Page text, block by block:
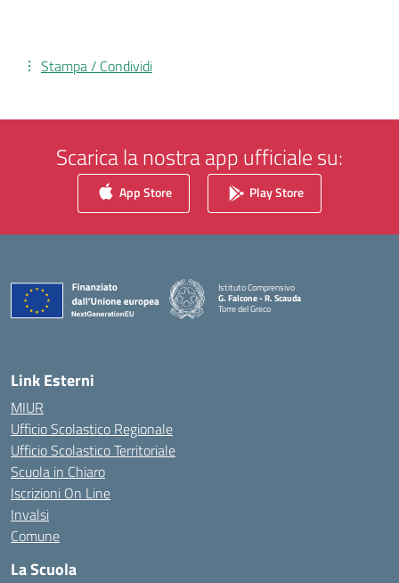
Stampa / Condividi
Scarica la nostra app ufficiale su:
App Store Play Store
Istituto Comprensivo
G. Falcone - R. Scauda
Torre del Greco
Link Esterni
MIUR
Ufficio Scolastico Regionale
Ufficio Scolastico Territoriale
Scuola in Chiaro
Iscrizioni On Line
Invalsi
Comune
La Scuola